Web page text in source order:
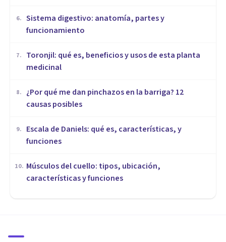
6. Sistema digestivo: anatomía, partes y
funcionamiento
7.
Toronjil: qué es, beneficios y usos de esta planta
medicinal
8.
¿Por qué me dan pinchazos en la barriga? 12
causas posibles
9.
Escala de Daniels: qué es, características, y
funciones
10. Músculos del cuello: tipos, ubicación,
características y funciones
MEDICINA Y SALUD
genética?